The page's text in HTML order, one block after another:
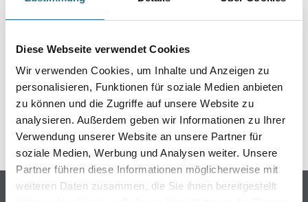
Diese Webseite verwendet Cookies
Wir verwenden Cookies, um Inhalte und Anzeigen zu
personalisieren, Funktionen für soziale Medien anbieten
zu können und die Zugriffe auf unsere Website zu
analysieren. Außerdem geben wir Informationen zu Ihrer
Verwendung unserer Website an unsere Partner für
soziale Medien, Werbung und Analysen weiter. Unsere
Partner führen diese Informationen möglicherweise mit
weiteren Daten zusammen, die Sie ihnen bereitgestellt
GEFAHRENHINWEISE
DATENBLÄTTER
SPEZIFIKATIONEN
Online-Shop